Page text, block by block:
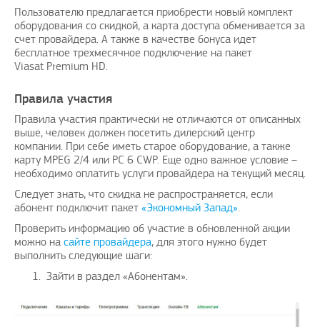
Пользователю предлагается приобрести новый комплект
оборудования со скидкой, а карта доступа обменивается за
счет провайдера. А также в качестве бонуса идет
бесплатное трехмесячное подключение на пакет
Viasat Premium HD.
Правила участия
Правила участия практически не отличаются от описанных
выше, человек должен посетить дилерский центр
компании. При себе иметь старое оборудование, а также
карту MPEG 2/4 или PC 6 CWP. Еще одно важное условие –
необходимо оплатить услуги провайдера на текущий месяц.
Следует знать, что скидка не распространяется, если
абонент подключит пакет «Экономный Запад».
Проверить информацию об участие в обновленной акции
можно на сайте провайдера, для этого нужно будет
выполнить следующие шаги:
Зайти в раздел «Абонентам».